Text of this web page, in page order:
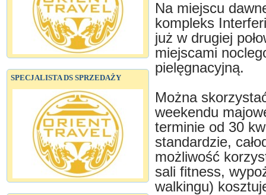
SPECJALISTA DS SPRZEDAŻY
Na miejscu
kompleks
już w drugiej
miejscami
pielęgnacyjną.
Można
weekendu
terminie od 30
standardzie,
możliwość
sali fitness,
walkingu)